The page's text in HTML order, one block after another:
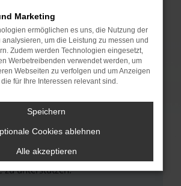
auf dem neuesten Stand
birgt nicht nur ein
sondern kann auch dazu
bestimmte Funktionen nicht mehr
an den Webseitenbetreiber.
oben genannten Schritte versucht
uns bitte. Wir werden
schicken, um uns bei der
zu unterstützen:
Marketing
ermöglichen es uns, die Nutzung der
analysieren, um die Leistung zu messen und
Zudem werden Technologien eingesetzt,
Werbetreibenden verwendet werden, um
Webseiten zu verfolgen und um Anzeigen
für Ihre Interessen relevant sind.
Speichern
Cookies ablehnen
Alle akzeptieren